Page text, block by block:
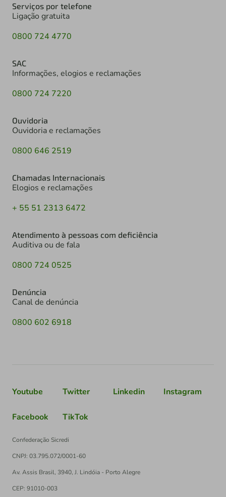
Serviços por telefone
Ligação gratuita
0800 724 4770
SAC
Informações, elogios e reclamações
0800 724 7220
Ouvidoria
Ouvidoria e reclamações
0800 646 2519
Chamadas Internacionais
Elogios e reclamações
+ 55 51 2313 6472
Atendimento à pessoas com deficiência
Auditiva ou de fala
0800 724 0525
Denúncia
Canal de denúncia
0800 602 6918
Youtube Twitter Linkedin Instagram
Facebook TikTok
Confederação Sicredi
CNPJ: 03.795.072/0001-60
Av. Assis Brasil, 3940, J. Lindóia - Porto Alegre
CEP: 91010-003